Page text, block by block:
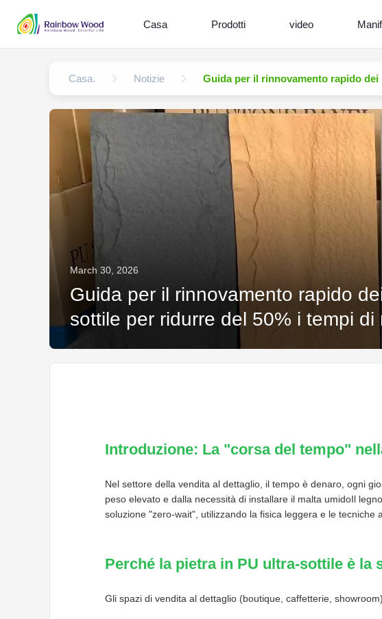
Casa Prodotti video
Casa. Notizie Guida per il rinnovamento rapido
March 30, 2026
Guida per il rinnovamento rapido
sottile per ridurre del 50% i tempi
Introduzione: La "corsa del tempo"
Nel settore della vendita al dettaglio, il tempo è denaro, ogni
peso elevato e dalla necessità di installare il malta umidoIl
soluzione "zero-wait", utilizzando la fisica leggera e le
Perché la pietra in PU ultra-sottile è
Gli spazi di vendita al dettaglio (boutique, caffetterie,